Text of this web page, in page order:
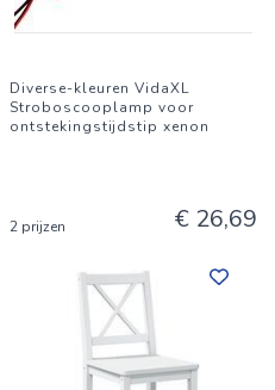
Diverse-kleuren VidaXL
Stroboscooplamp voor
ontstekingstijdstip xenon
2 prijzen € 26,69